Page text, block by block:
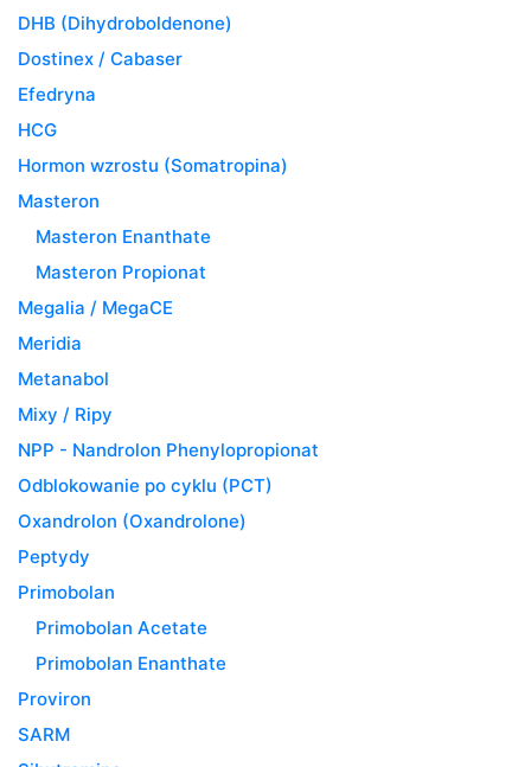
DHB (Dihydroboldenone)
Dostinex / Cabaser
Efedryna
HCG
Hormon wzrostu (Somatropina)
Masteron
Masteron Enanthate
Masteron Propionat
Megalia / MegaCE
Meridia
Metanabol
Mixy / Ripy
NPP - Nandrolon Phenylopropionat
Odblokowanie po cyklu (PCT)
Oxandrolon (Oxandrolone)
Peptydy
Primobolan
Primobolan Acetate
Primobolan Enanthate
Proviron
SARM